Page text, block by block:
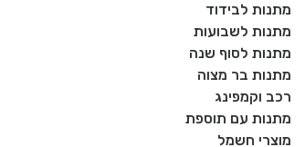
מתנות לבידוד
מתנות לשבועות
מתנות לסוף שנה
מתנות בר מצוה
רכב וקמפינג
מתנות עם תוספת
מוצרי חשמל